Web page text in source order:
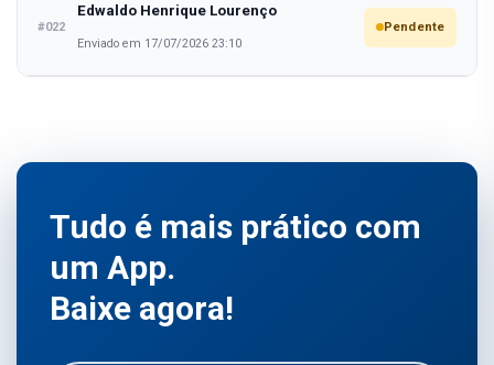
#022
Edwaldo Henrique Lourenço
Enviado em 17/07/2026 23:10
Pendente
Tudo é mais prático com
um App.
Baixe agora!